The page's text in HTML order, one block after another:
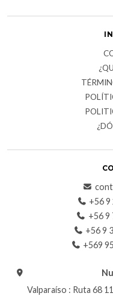
+56 9
+56 9
+56 9
+569
Valparaíso : Ruta 68